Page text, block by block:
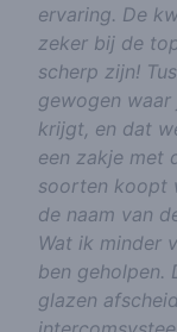
ervaring. De
zeker bij de
scherp zijn!
gewogen
krijgt, en dat
een zakje met
soorten koopt
de naam van
Wat ik minder
ben geholpen.
glazen